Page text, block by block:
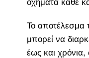
οχήματα κάθε
Το αποτέλεσμα
μπορεί να
έως και χρόνια,